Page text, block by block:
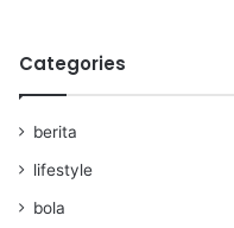
Categories
berita
lifestyle
bola